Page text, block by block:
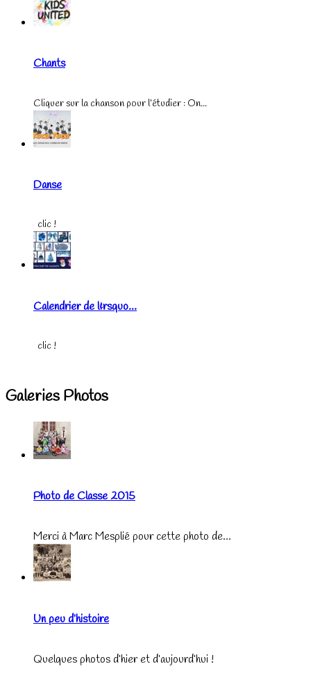
Chants
Cliquer sur la chanson pour l’étudier : On...
Danse
clic !
Calendrier de l&rsquo...
clic !
Galeries Photos
Photo de Classe 2015
Merci à Marc Mesplié pour cette photo de...
Un peu d’histoire
Quelques photos d’hier et d’aujourd’hui !